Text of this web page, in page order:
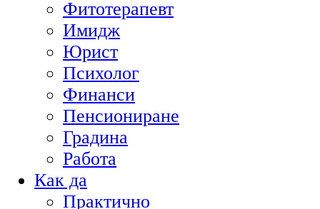
Фитотерапевт
Имидж
Юрист
Психолог
Финанси
Пенсиониране
Градина
Работа
Как да
Практично